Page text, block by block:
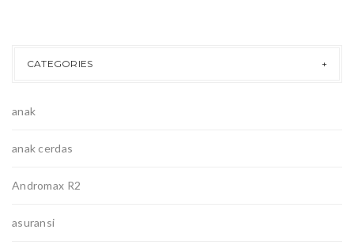
CATEGORIES
anak
anak cerdas
Andromax R2
asuransi